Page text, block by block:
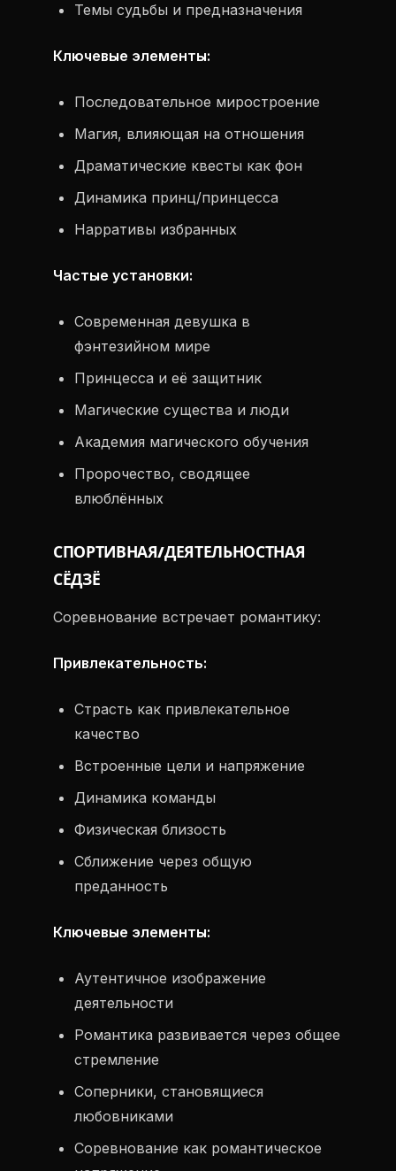
Темы судьбы и предназначения
Ключевые элементы:
Последовательное миростроение
Магия, влияющая на отношения
Драматические квесты как фон
Динамика принц/принцесса
Нарративы избранных
Частые установки:
Современная девушка в
фэнтезийном мире
Принцесса и её защитник
Магические существа и люди
Академия магического обучения
Пророчество, сводящее
влюблённых
СПОРТИВНАЯ/ДЕЯТЕЛЬНОСТНАЯ
СЁДЗЁ
Соревнование встречает романтику:
Привлекательность:
Страсть как привлекательное
качество
Встроенные цели и напряжение
Динамика команды
Физическая близость
Сближение через общую
преданность
Ключевые элементы:
Аутентичное изображение
деятельности
Романтика развивается через общее
стремление
Соперники, становящиеся
любовниками
Соревнование как романтическое